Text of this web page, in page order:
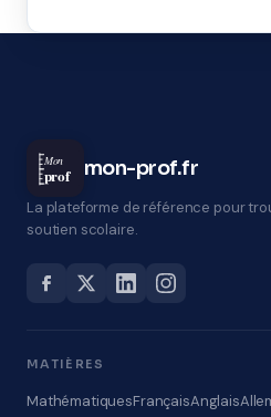
Mon
prof mon-prof.fr
La plateforme de référence pour
soutien scolaire.
MATIÈRES
MathématiquesFrançaisAnglais